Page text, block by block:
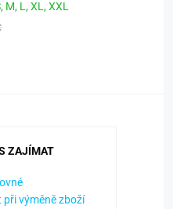
M, L,XL,XXL
ZAJÍMAT
výměně zboží